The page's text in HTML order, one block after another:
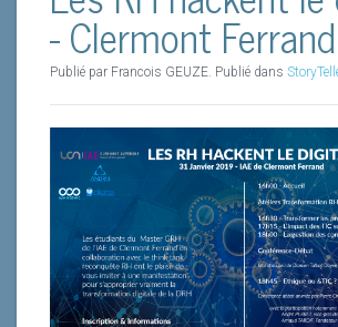
- Clermont Ferrand
Publié par Francois GEUZE. Publié dans